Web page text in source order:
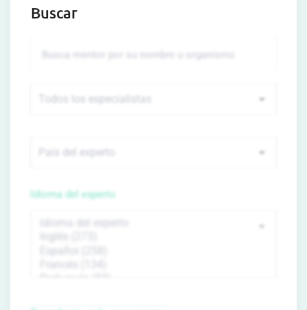
Buscar
Idioma del experto